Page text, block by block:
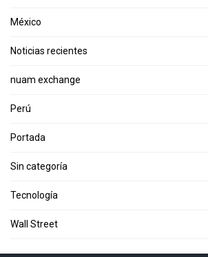
México
Noticias recientes
nuam exchange
Perú
Portada
Sin categoría
Tecnología
Wall Street